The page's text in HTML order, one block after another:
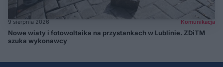
9 sierpnia 2026 Komunikacja
Nowe wiaty i fotowoltaika na przystankach w Lublinie. ZDiTM
szuka wykonawcy